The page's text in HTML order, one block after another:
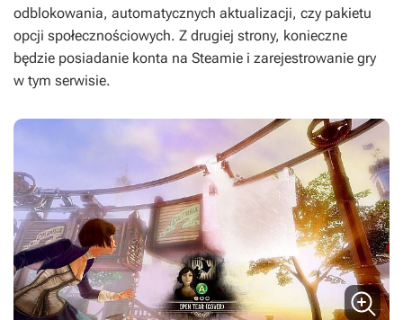
odblokowania, automatycznych aktualizacji, czy pakietu
opcji społecznościowych. Z drugiej strony, konieczne
będzie posiadanie konta na Steamie i zarejestrowanie gry
w tym serwisie.